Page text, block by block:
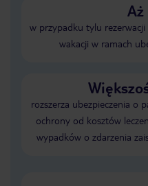
Aż
w przypadku tylu
wakacji w ramach
rozszerza ubezpieczenia o
ochrony od kosztów
wypadków o zdarzenia